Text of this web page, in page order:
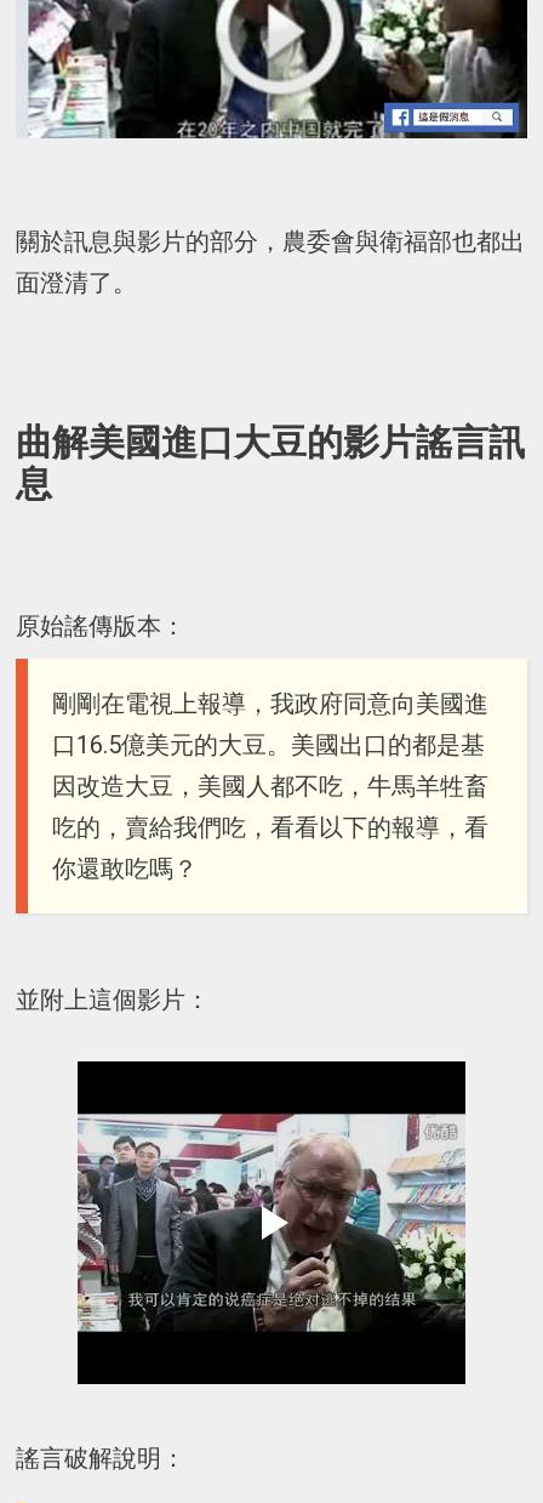
關於訊息與影片的部分，農委會與衛福部也都出
面澄清了。
曲解美國進口大豆的影片謠言訊
息
原始謠傳版本：
剛剛在電視上報導，我政府同意向美國進
口16.5億美元的大豆。美國出口的都是基
因改造大豆，美國人都不吃，牛馬羊牲畜
吃的，賣給我們吃，看看以下的報導，看
你還敢吃嗎？
並附上這個影片：
謠言破解說明：